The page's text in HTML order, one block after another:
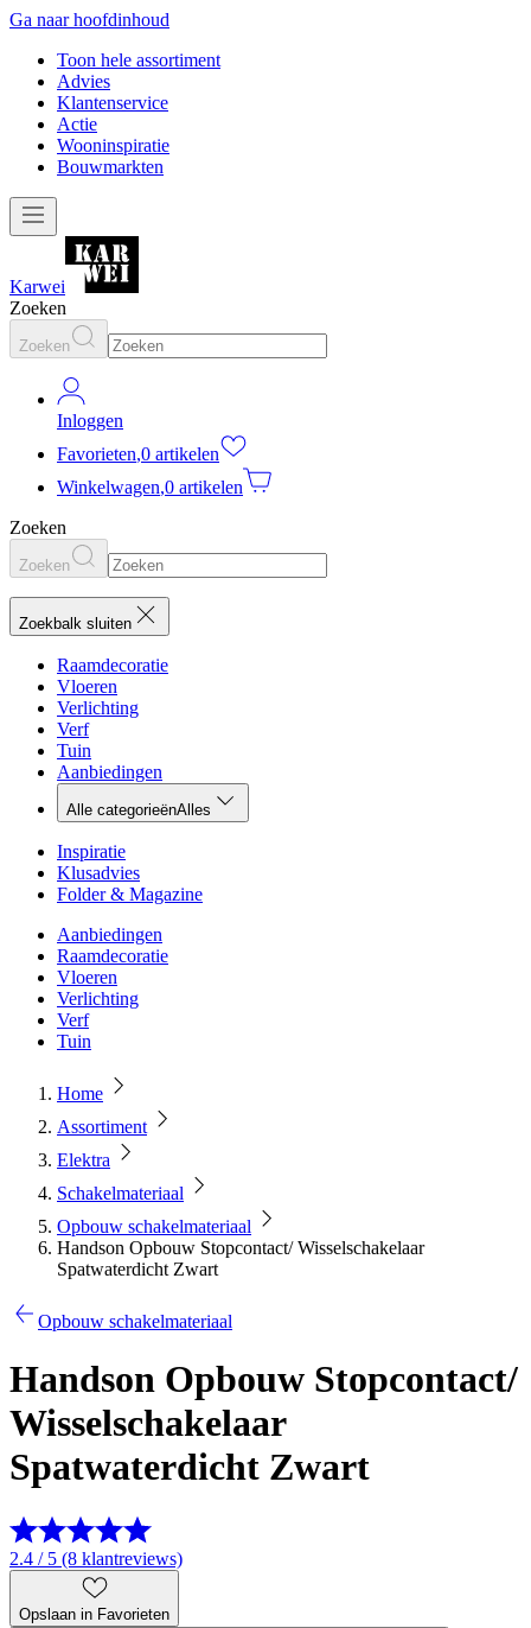
Ga naar hoofdinhoud
Toon hele assortiment
Advies
Klantenservice
Actie
Wooninspiratie
Bouwmarkten
Karwei
Zoeken
Zoeken
Inloggen
Favorieten,0 artikelen
Winkelwagen,0 artikelen
Zoeken
Zoeken
Zoekbalk sluiten
Raamdecoratie
Vloeren
Verlichting
Verf
Tuin
Aanbiedingen
Alle categorieënAlles
Inspiratie
Klusadvies
Folder & Magazine
Aanbiedingen
Raamdecoratie
Vloeren
Verlichting
Verf
Tuin
Home
Assortiment
Elektra
Schakelmateriaal
Opbouw schakelmateriaal
Handson Opbouw Stopcontact/ Wisselschakelaar
Spatwaterdicht Zwart
Opbouw schakelmateriaal
Handson Opbouw Stopcontact/
Wisselschakelaar
Spatwaterdicht Zwart
2.4 / 5 (8 klantreviews)
Opslaan in Favorieten